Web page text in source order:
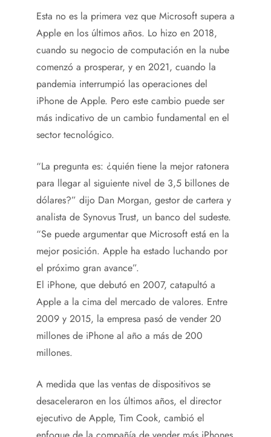
Esta no es la primera vez que Microsoft supera a
Apple en los últimos años. Lo hizo en 2018,
cuando su negocio de computación en la nube
comenzó a prosperar, y en 2021, cuando la
pandemia interrumpió las operaciones del
iPhone de Apple. Pero este cambio puede ser
más indicativo de un cambio fundamental en el
sector tecnológico.
“La pregunta es: ¿quién tiene la mejor ratonera
para llegar al siguiente nivel de 3,5 billones de
dólares?” dijo Dan Morgan, gestor de cartera y
analista de Synovus Trust, un banco del sudeste.
“Se puede argumentar que Microsoft está en la
mejor posición. Apple ha estado luchando por
el próximo gran avance”.
El iPhone, que debutó en 2007, catapultó a
Apple a la cima del mercado de valores. Entre
2009 y 2015, la empresa pasó de vender 20
millones de iPhone al año a más de 200
millones.
A medida que las ventas de dispositivos se
desaceleraron en los últimos años, el director
ejecutivo de Apple, Tim Cook, cambió el